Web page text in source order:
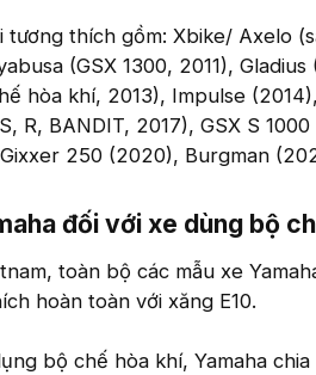
tương thích gồm: Xbike/ Axelo
(GSX 1300, 2011), Gladius
hòa khí, 2013), Impulse
R, BANDIT, 2017), GSX S
250 (2020), Burgman
đối với xe dùng bộ
toàn bộ các mẫu xe
hoàn toàn với xăng E10.
bộ chế hòa khí, Yamaha